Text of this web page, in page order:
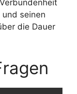
seinen
die Dauer